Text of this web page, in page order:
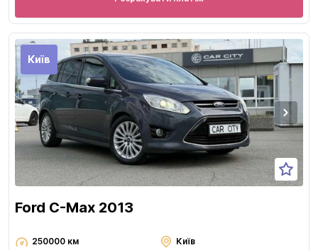
Київ
Ford C-Max 2013
250000 км Київ